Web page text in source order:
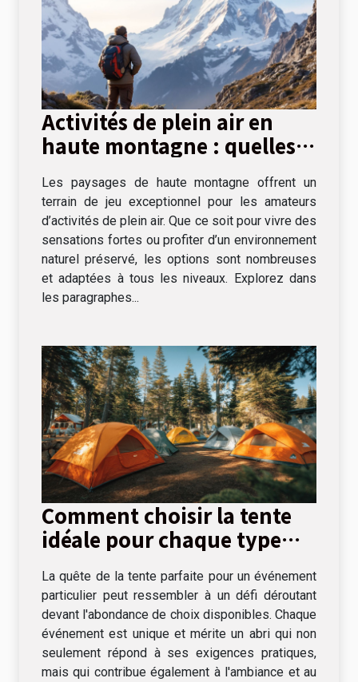
Activités de plein air en
haute montagne : quelles
Les paysages de haute montagne offrent un
terrain de jeu exceptionnel pour les amateurs
d’activités de plein air. Que ce soit pour vivre des
sensations fortes ou profiter d’un environnement
naturel préservé, les options sont nombreuses
et adaptées à tous les niveaux. Explorez dans
les paragraphes...
Comment choisir la tente
idéale pour chaque type
La quête de la tente parfaite pour un événement
particulier peut ressembler à un défi déroutant
devant l'abondance de choix disponibles. Chaque
événement est unique et mérite un abri qui non
seulement répond à ses exigences pratiques,
mais qui contribue également à l'ambiance et au